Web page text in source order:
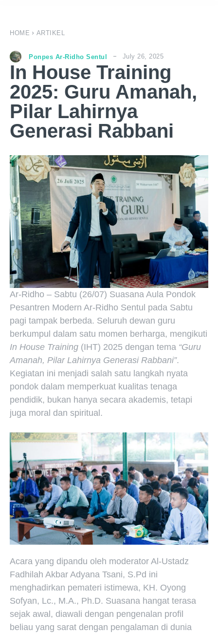
HOME ARTIKEL
Ponpes Ar-Ridho Sentul July 26, 2025
In House Training
2025: Guru Amanah,
Pilar Lahirnya
Generasi Rabbani
Ar-Ridho – Sabtu (26/07) Suasana Aula Pondok
Pesantren Modern Ar-Ridho Sentul pada Sabtu
pagi tampak berbeda. Seluruh dewan guru
berkumpul dalam satu momen berharga, mengikuti
In House Training (IHT) 2025 dengan tema “Guru
Amanah, Pilar Lahirnya Generasi Rabbani”.
Kegiatan ini menjadi salah satu langkah nyata
pondok dalam memperkuat kualitas tenaga
pendidik, bukan hanya secara akademis, tetapi
juga moral dan spiritual.
Acara yang dipandu oleh moderator Al-Ustadz
Fadhilah Akbar Adyana Tsani, S.Pd ini
menghadirkan pemateri istimewa, KH. Oyong
Sofyan, Lc., M.A., Ph.D. Suasana hangat terasa
sejak awal, diawali dengan pengenalan profil
beliau yang sarat dengan pengalaman di dunia